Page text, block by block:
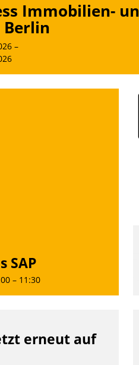
Immobilien-
Berlin
–
SAP
– 11:30
erneut auf